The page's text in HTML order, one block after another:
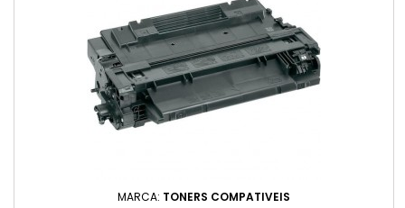
MARCA: TONERS COMPATIVEIS